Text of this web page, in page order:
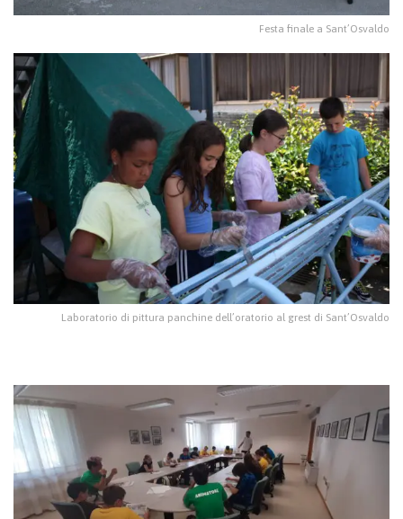
Festa finale a Sant’Osvaldo
Laboratorio di pittura panchine dell’oratorio al grest di Sant’Osvaldo